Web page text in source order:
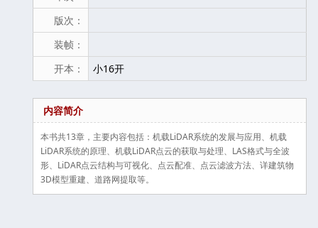
版次：
装帧：
开本：
小16开
内容简介
本书共13章，主要内容包括：机载LiDAR系统的发展与应用、机载
LiDAR系统的原理、机载LiDAR点云的获取与处理、LAS格式与全波
形、LiDAR点云结构与可视化、点云配准、点云滤波方法、详建筑物
3D模型重建、道路网提取等。